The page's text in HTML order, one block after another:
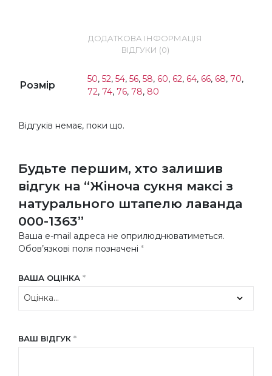
ДОДАТКОВА ІНФОРМАЦІЯ
ВІДГУКИ (0)
Розмір
50, 52, 54, 56, 58, 60, 62, 64, 66, 68, 70,
72, 74, 76, 78, 80
Відгуків немає, поки що.
Будьте першим, хто залишив
відгук на “Жіноча сукня максі з
натурального штапелю лаванда
000-1363”
Ваша e-mail адреса не оприлюднюватиметься.
Обов’язкові поля позначені *
ВАША ОЦІНКА *
ВАШ ВІДГУК *